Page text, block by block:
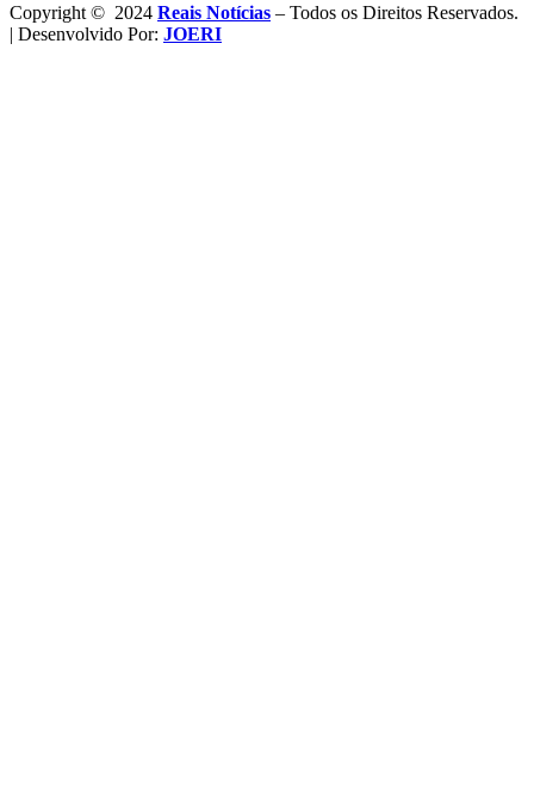
Copyright © 2024 Reais Notícias – Todos os Direitos Reservados.
| Desenvolvido Por: JOERI